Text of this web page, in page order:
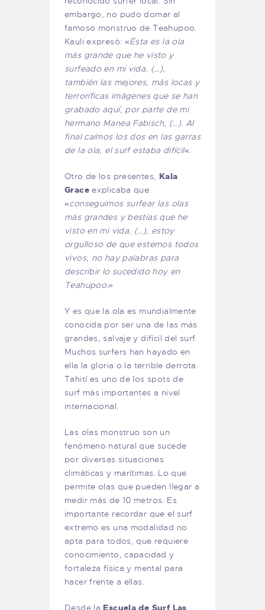
embargo, no pudo domar al
famoso monstruo de Teahupoo.
Kauli expresó: «Ésta es la ola
más grande que he visto y
surfeado en mi vida, (…),
también las mejores, más locas y
terroríficas imágenes que se han
grabado aquí, por parte de mi
hermano Manea Fabisch, (…). Al
final caímos los dos en las garras
de la ola, el surf estaba difícil«.
Otro de los presentes, Kala
Graceexplicaba que:
«conseguimos surfear las olas
más grandes y bestias que he
visto en mi vida, (…), estoy
orgulloso de que estemos todos
vivos, no hay palabras para
describir lo sucedido hoy en
Teahupoo.»
Y es que la ola es mundialmente
conocida por ser una de las más
grandes, salvaje y difícil del surf.
Muchos surfers han hayado en
ella la gloria o la terrible derrota.
Tahití es uno de los spots de
surf más importantes a nivel
internacional.
Las olas monstruo son un
fenómeno natural que sucede
por diversas situaciones
climáticas y marítimas. Lo que
permite olas que pueden llegar a
medir más de 10 metros. Es
importante recordar que el surf
extremo es una modalidad no
apta para todos, que requiere
conocimiento, capacidad y
fortaleza física y mental para
hacer frente a ellas.
Desde la Escuela de Surf Las